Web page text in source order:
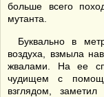
больше всего
мутанта.
Буквально в
воздуха, взмыла
жвалами. На ее
чудищем с
взглядом,